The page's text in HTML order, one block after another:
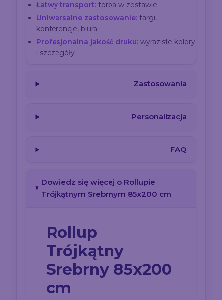
Łatwy transport: torba w zestawie
Uniwersalne zastosowanie: targi,
konferencje, biura
Profesjonalna jakość druku: wyraziste kolory
i szczegóły
Zastosowania
Personalizacja
FAQ
Dowiedz się więcej o Rollupie
Trójkątnym Srebrnym 85x200 cm
Rollup
Trójkątny
Srebrny 85x200
cm